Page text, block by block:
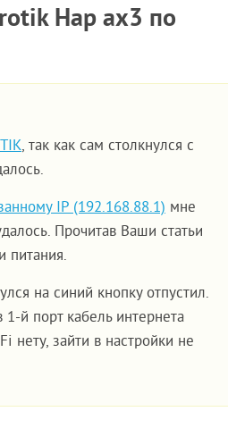
Hap ax3 по
, так как сам столкнулся с
IP (192.168.88.1)мне
Прочитав Ваши статьи
питания.
на синий кнопку отпустил.
й порт кабель интернета
нету, зайти в настройки не